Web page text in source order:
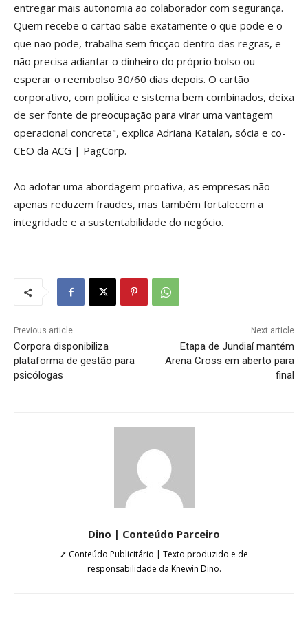
entregar mais autonomia ao colaborador com segurança.
Quem recebe o cartão sabe exatamente o que pode e o
que não pode, trabalha sem fricção dentro das regras, e
não precisa adiantar o dinheiro do próprio bolso ou
esperar o reembolso 30/60 dias depois. O cartão
corporativo, com política e sistema bem combinados, deixa
de ser fonte de preocupação para virar uma vantagem
operacional concreta", explica Adriana Katalan, sócia e co-
CEO da ACG | PagCorp.
Ao adotar uma abordagem proativa, as empresas não
apenas reduzem fraudes, mas também fortalecem a
integridade e a sustentabilidade do negócio.
Previous article
Corpora disponibiliza
plataforma de gestão para
psicólogas
Next article
Etapa de Jundiaí mantém
Arena Cross em aberto para
final
Dino | Conteúdo Parceiro
➚ Conteúdo Publicitário | Texto produzido e de
responsabilidade da Knewin Dino.